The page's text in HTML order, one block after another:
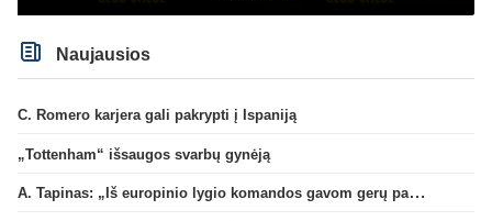
Naujausios
C. Romero karjera gali pakrypti į Ispaniją
„Tottenham“ išsaugos svarbų gynėją
A. Tapinas: „Iš europinio lygio komandos gavom gerų pamokų“